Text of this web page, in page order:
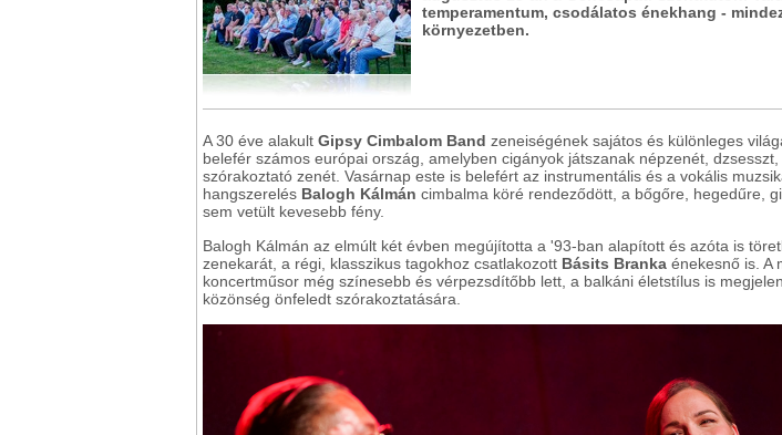
temperamentum, csodálatos énekhang -
környezetben.
A 30 éve alakult Gipsy Cimbalom Band zeneiségének sajátos és különleges
belefér számos európai ország, amelyben cigányok játszanak népzenét,
szórakoztató zenét. Vasárnap este is belefért az instrumentális és a vokális
hangszerelés Balogh Kálmán cimbalma köré rendeződött, a bőgőre, hegedűre,
sem vetült kevesebb fény.
Balogh Kálmán az elmúlt két évben megújította a '93-ban alapított és azóta is
zenekarát, a régi, klasszikus tagokhoz csatlakozott Básits Branka énekesnő is. A
koncertműsor még színesebb és vérpezsdítőbb lett, a balkáni életstílus is
közönség önfeledt szórakoztatására.